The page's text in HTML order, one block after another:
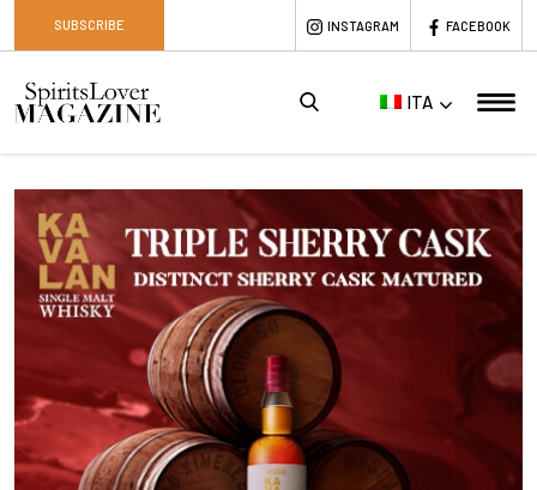
SUBSCRIBE INSTAGRAM FACEBOOK
ITA